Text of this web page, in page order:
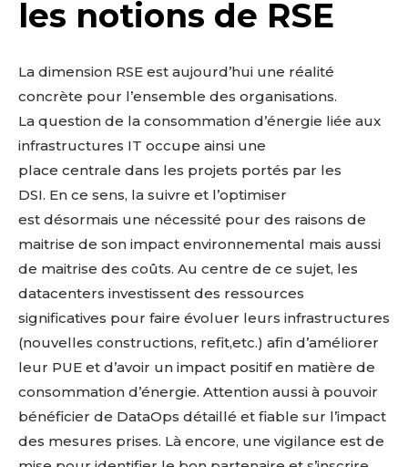
les notions de RSE
La dimension RSE est aujourd’hui une réalité
concrète pour l’ensemble des organisations.
La question de la consommation d’énergie liée aux
infrastructures IT occupe ainsi une
place centrale dans les projets portés par les
DSI. En ce sens, la suivre et l’optimiser
est désormais une nécessité pour des raisons de
maitrise de son impact environnemental mais aussi
de maitrise des coûts. Au centre de ce sujet, les
datacenters investissent des ressources
significatives pour faire évoluer leurs infrastructures
(nouvelles constructions, refit,etc.) afin d’améliorer
leur PUE et d’avoir un impact positif en matière de
consommation d’énergie. Attention aussi à pouvoir
bénéficier de DataOps détaillé et fiable sur l’impact
des mesures prises. Là encore, une vigilance est de